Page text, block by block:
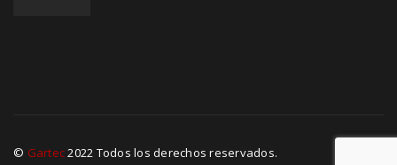
© Gartec2022 Todos los derechos reservados.